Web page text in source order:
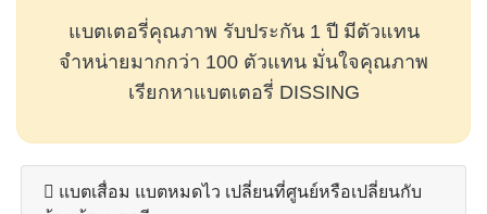
แบตเตอรี่คุณภาพ รับประกัน 1 ปี มีตัวแทน
จำหน่ายมากกว่า 100 ตัวแทน มั่นใจคุณภาพ
เรียกหาแบตเตอรี่ DISSING
แบตเสื่อม แบตหมดไว เปลี่ยนที่ศูนย์หรือเปลี่ยนกับ